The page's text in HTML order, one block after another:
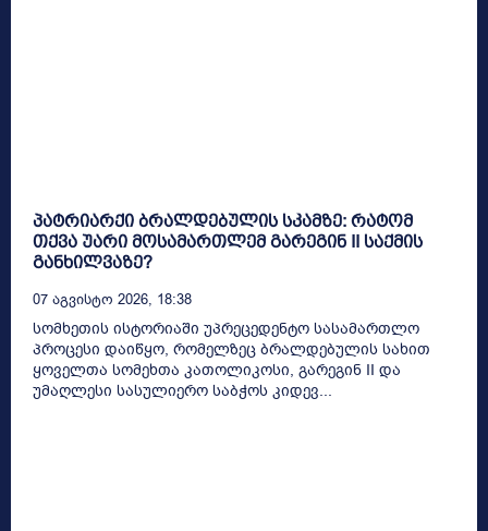
პატრიარქი ბრალდებულის სკამზე: რატომ
თქვა უარი მოსამართლემ გარეგინ II საქმის
განხილვაზე?
07 Აგვისტო 2026, 18:38
სომხეთის ისტორიაში უპრეცედენტო სასამართლო
პროცესი დაიწყო, რომელზეც ბრალდებულის სახით
ყოველთა სომეხთა კათოლიკოსი, გარეგინ II და
უმაღლესი სასულიერო საბჭოს კიდევ...